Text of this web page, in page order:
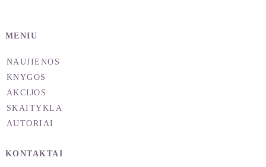
Pirmiausia, mes sužinome, kas aplink mus yra
Dieviška yra mumyse. Galiausiai, sužinome, kad
viskas yra Dieviška ir kad kitaip nėra.
Tai yra mūsų prabudimo akimirka.
O kada jau prabudome, norėsime pažadinti ir kitus.
mums gyventi ir patirti, Kas Mes iš Tikrųjų Esame.
MENIU
NAUJIENOS
KNYGOS
AKCIJOS
SKAITYKLA
AUTORIAI
KONTAKTAI